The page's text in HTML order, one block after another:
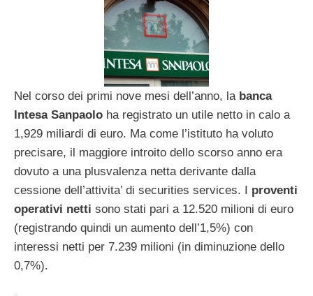
Nel corso dei primi nove mesi dell’anno, la banca
Intesa Sanpaolo ha registrato un utile netto in calo a
1,929 miliardi di euro. Ma come l’istituto ha voluto
precisare, il maggiore introito dello scorso anno era
dovuto a una plusvalenza netta derivante dalla
cessione dell’attivita’ di securities services. I proventi
operativi netti sono stati pari a 12.520 milioni di euro
(registrando quindi un aumento dell’1,5%) con
interessi netti per 7.239 milioni (in diminuzione dello
0,7%).